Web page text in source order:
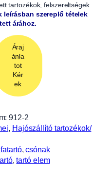
tartozékok, felszereltségek
leírásban szereplő tételek
árához.
Áraj
ánla
tot
Kér
ek
912-2
, Hajószállító tartozékok/
, csónak
, tartó elem